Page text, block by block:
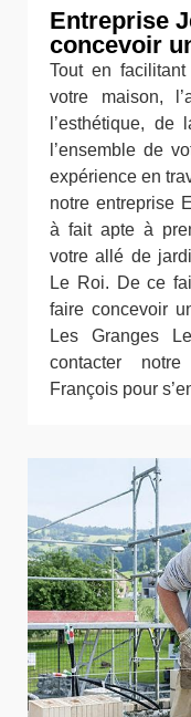
Entreprise
concevoir
Tout en
votre maison,
l’esthétique,
l’ensemble de
expérience en
notre entreprise
à fait apte à
votre allé de
Le Roi. De ce
faire concevoir
Les Granges
contacter
François pour